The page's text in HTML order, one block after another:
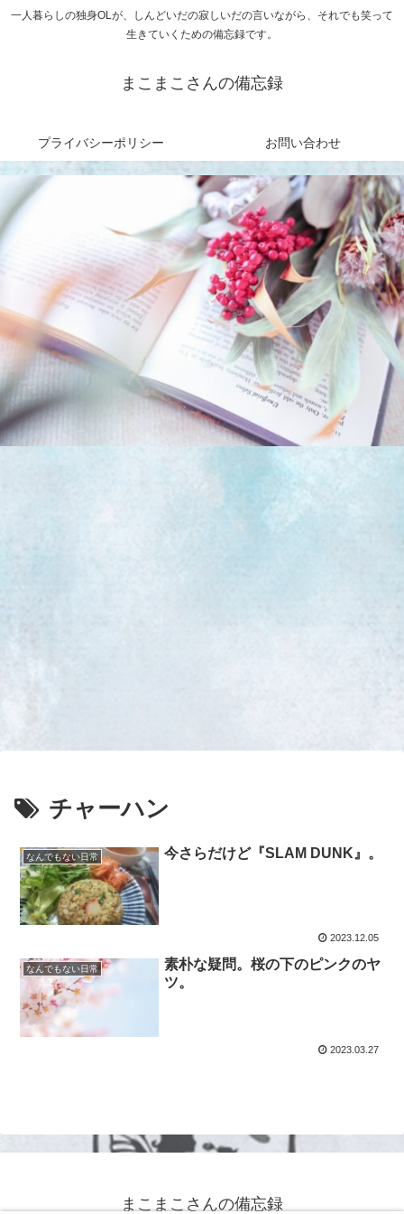
一人暮らしの独身OLが、しんどいだの寂しいだの言いながら、それでも笑って
生きていくための備忘録です。
まこまこさんの備忘録
プライバシーポリシー お問い合わせ
チャーハン
なんでもない日常 今さらだけど『SLAM DUNK』。
2023.12.05
なんでもない日常
素朴な疑問。桜の下のピンクのヤ
ツ。
2023.03.27
まこまこさんの備忘録